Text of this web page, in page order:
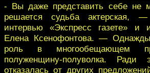
- Вы даже представить себе не
решается судьба актерская,
интервью «Экспресс газете» и
Елена Ксенофонтова. —
роль в многообещающем
полуженщину-полуволка.
отказалась от других